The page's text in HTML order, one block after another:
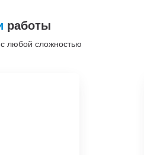
работы
любой сложностью